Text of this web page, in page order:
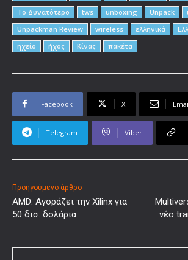
To Δυνατότερο
tws unboxing Unpack
Unpackman Review
wireless ελληνικά
ηχείο
ήχος Κίνας πακέτα
Facebook X
Telegram Viber
Προηγούμενο άρθρο
AMD: Αγοράζει την Xilinx για
50 δισ. δολάρια
νέο